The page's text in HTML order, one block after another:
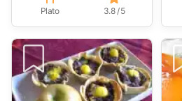
Plato 3.8 / 5